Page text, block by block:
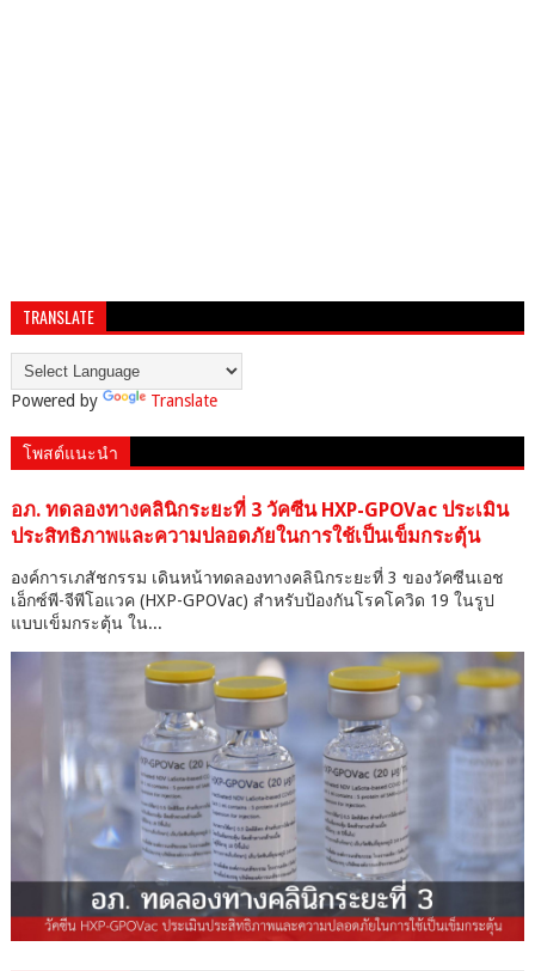
TRANSLATE
Powered by Translate
โพสต์แนะนำ
อภ. ทดลองทางคลินิกระยะที่ 3 วัคซีน HXP-GPOVac ประเมิน
ประสิทธิภาพและความปลอดภัยในการใช้เป็นเข็มกระตุ้น
องค์การเภสัชกรรม เดินหน้าทดลองทางคลินิกระยะที่ 3 ของวัคซีนเอช
เอ็กซ์พี-จีพีโอแวค (HXP-GPOVac) สำหรับป้องกันโรคโควิด 19 ในรูป
แบบเข็มกระตุ้น ใน...